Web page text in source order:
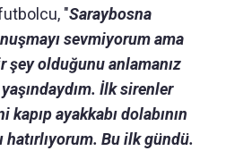
"Saraybosna
sevmiyorum ama
şey olduğunu anlamanız
İlk sirenler
kapıp ayakkabı dolabının
hatırlıyorum. Bu ilk gündü.